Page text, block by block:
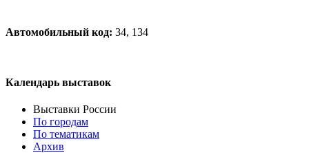
Автомобильный код: 34, 134
Календарь выставок
Выставки России
По городам
По тематикам
Архив